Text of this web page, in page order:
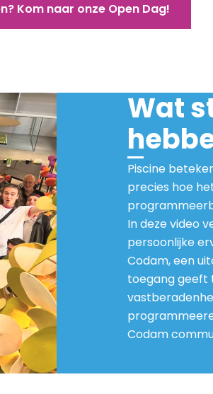
Kom naar onze Open Dag!
Wat
Piscine
precies hoe
In deze video
persoonlijke
Codam, een
toegang geeft
Codam